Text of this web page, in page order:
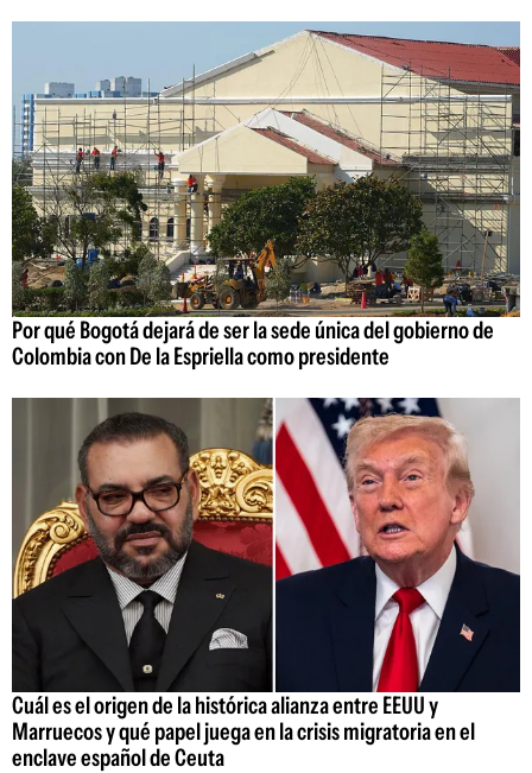
Por qué Bogotá dejará de ser la sede única del gobierno de
Colombia con De la Espriella como presidente
Cuál es el origen de la histórica alianza entre EEUU y
Marruecos y qué papel juega en la crisis migratoria en el
enclave español de Ceuta